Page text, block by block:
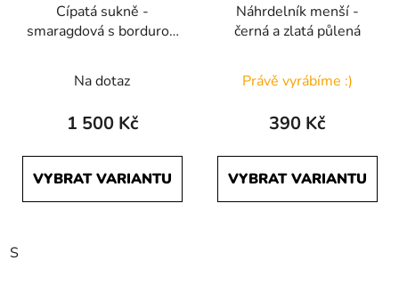
Cípatá sukně -
smaragdová s bordurou
Na dotaz
1 500 Kč
VYBRAT VARIANTU
S
Náhrdelník menší -
černá a zlatá půlená
hodnocení
produktu
5,0
z
Právě vyrábíme :)
390 Kč
VYBRAT VARIANTU